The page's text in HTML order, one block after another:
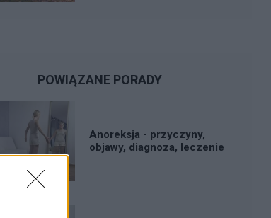
POWIĄZANE PORADY
Anoreksja - przyczyny,
objawy, diagnoza, leczenie